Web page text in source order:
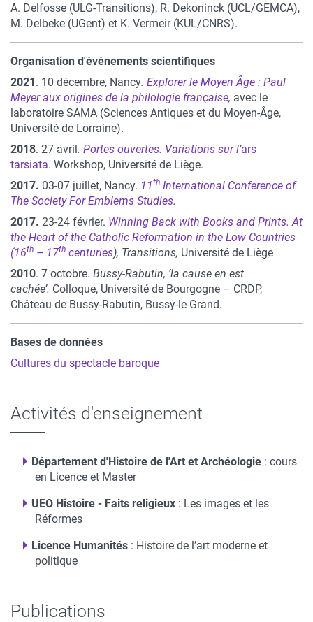
A. Delfosse (ULG-Transitions), R. Dekoninck (UCL/GEMCA),
M. Delbeke (UGent) et K. Vermeir (KUL/CNRS).
Organisation d'événements scientifiques
2021. 10 décembre, Nancy. Explorer le Moyen Âge : Paul
Meyer aux origines de la philologie française, avec le
laboratoire SAMA (Sciences Antiques et du Moyen-Âge,
Université de Lorraine).
2018. 27 avril. Portes ouvertes. Variations sur l’ars
tarsiata. Workshop, Université de Liège.
2017. 03-07 juillet, Nancy. 11th International Conference of
The Society For Emblems Studies.
2017. 23-24 février. Winning Back with Books and Prints. At
the Heart of the Catholic Reformation in the Low Countries
(16th – 17th centuries), Transitions, Université de Liège
2010. 7 octobre. Bussy-Rabutin, ‘la cause en est
cachée’. Colloque, Université de Bourgogne – CRDP,
Château de Bussy-Rabutin, Bussy-le-Grand.
Bases de données
Cultures du spectacle baroque
Activités d'enseignement
Département d'Histoire de l'Art et Archéologie : cours
en Licence et Master
UEO Histoire - Faits religieux : Les images et les
Réformes
Licence Humanités : Histoire de l’art moderne et
politique
Publications